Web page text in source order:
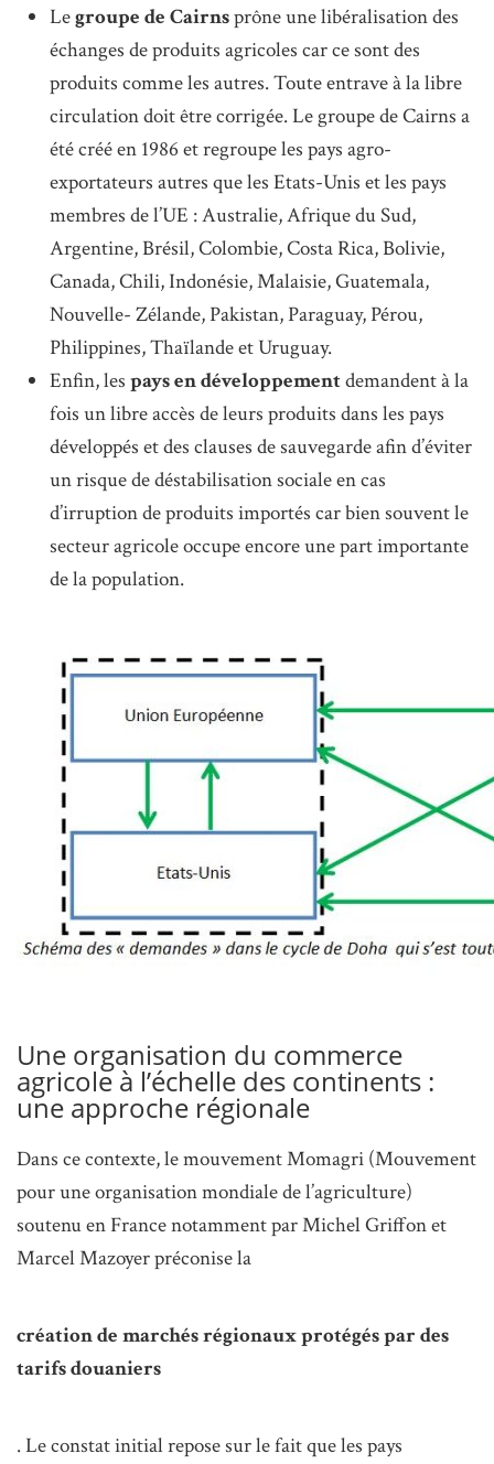
Legroupe de Cairnsprône une libéralisation des
échanges de produits agricoles car ce sont des
produits comme les autres. Toute entrave à la libre
circulation doit être corrigée. Le groupe de Cairns a
été créé en 1986 et regroupe les pays agro-
exportateurs autres que les Etats-Unis et les pays
membres de l’UE : Australie, Afrique du Sud,
Argentine, Brésil, Colombie, Costa Rica, Bolivie,
Canada, Chili, Indonésie, Malaisie, Guatemala,
Nouvelle- Zélande, Pakistan, Paraguay, Pérou,
Philippines, Thaïlande et Uruguay.
Enfin, les pays en développementdemandent à la
fois un libre accès de leurs produits dans les pays
développés et des clauses de sauvegarde afin d’éviter
un risque de déstabilisation sociale en cas
d’irruption de produits importés car bien souvent le
secteur agricole occupe encore une part importante
de la population.
Une organisation du commerce
agricole à l’échelle des continents :
une approche régionale
Dans ce contexte, le mouvement Momagri (Mouvement
pour une organisation mondiale de l’agriculture)
soutenu en France notamment par Michel Griffon et
Marcel Mazoyer préconise la
création de marchés régionaux protégés par des
tarifs douaniers
. Le constat initial repose sur le fait que les pays